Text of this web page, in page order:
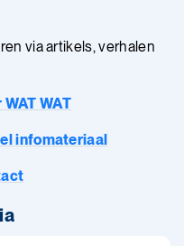
via artikels, verhalen
WAT WAT
infomateriaal